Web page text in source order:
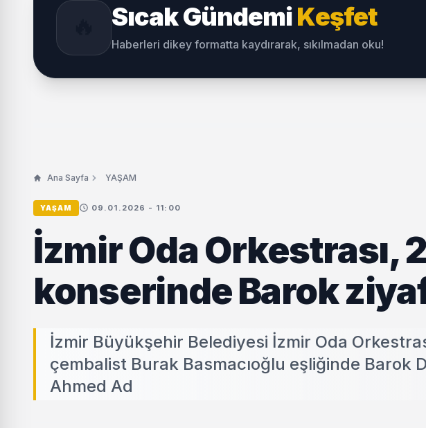
Sıcak GündemiKeşfet
Haberleri dikey formatta kaydırarak, sıkılmadan oku!
Ana Sayfa YAŞAM
YAŞAM 09.01.2026 - 11:00
İzmir Oda Orkestrası,
konserinde Barok
İzmir Büyükşehir Belediyesi İzmir Oda
çembalist Burak Basmacıoğlu eşliğinde Barok
Ahmed Ad